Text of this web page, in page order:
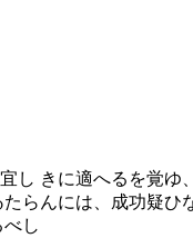
きに適へるを覚ゆ
らんには、成功疑
し